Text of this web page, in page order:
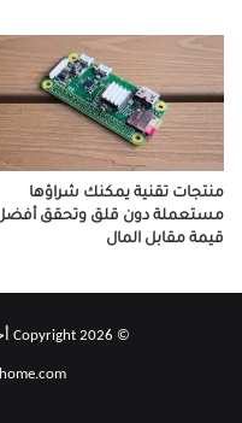
منتجات تقنية يمكنك شراؤها
مستعملة دون قلق وتحقق
قيمة مقابل المال
© Copyright 2026 أحلى هاوم, All Rights Reserved